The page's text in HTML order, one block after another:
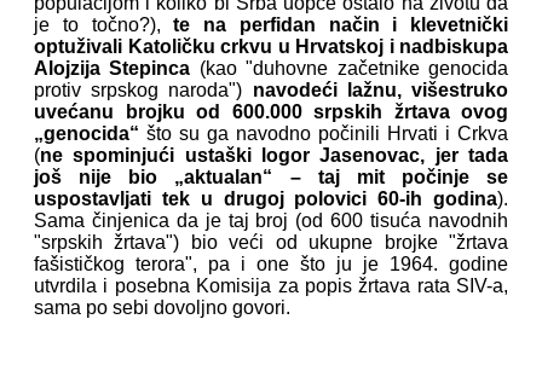
je to točno?), te na perfidan način i klevetnički
optuživali Katoličku crkvu u Hrvatskoj i nadbiskupa
Alojzija Stepinca (kao "duhovne začetnike genocida
protiv srpskog naroda") navodeći lažnu, višestruko
uvećanu brojku od 600.000 srpskih žrtava ovog
„genocida“ što su ga navodno počinili Hrvati i Crkva
(ne spominjući ustaški logor Jasenovac, jer tada
još nije bio „aktualan“ – taj mit počinje se
uspostavljati tek u drugoj polovici 60-ih godina).
Sama činjenica da je taj broj (od 600 tisuća navodnih
"srpskih žrtava") bio veći od ukupne brojke "žrtava
fašističkog terora", pa i one što ju je 1964. godine
utvrdila i posebna Komisija za popis žrtava rata SIV-a,
sama po sebi dovoljno govori.